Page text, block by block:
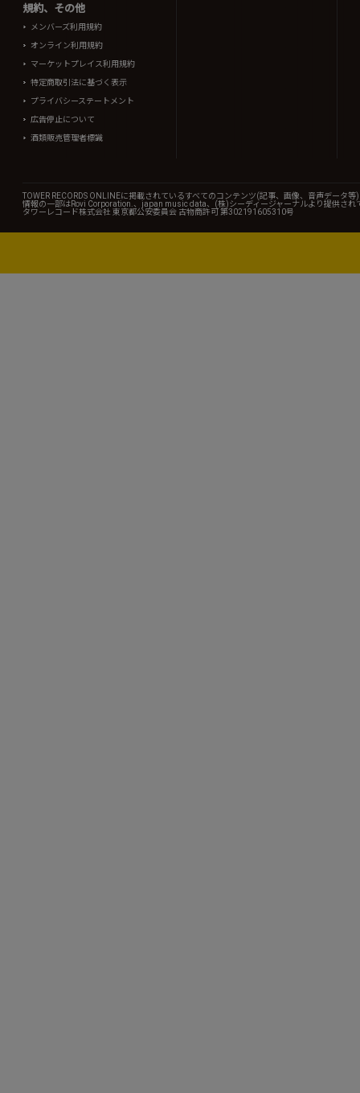
規約、その他
メンバーズ利用規約
オンライン利用規約
マーケットプレイス利用規約
特定商取引法に基づく表示
プライバシーステートメント
広告停止について
酒類販売管理者標識
TOWER RECORDS ONLINEに掲載されているすべてのコンテンツ(記事、画像、音声データ
情報の一部はRovi Corporation.、japan music data、(株)シーディージャーナルより提供され
タワーレコード株式会社 東京都公安委員会 古物商許可 第302191605310号